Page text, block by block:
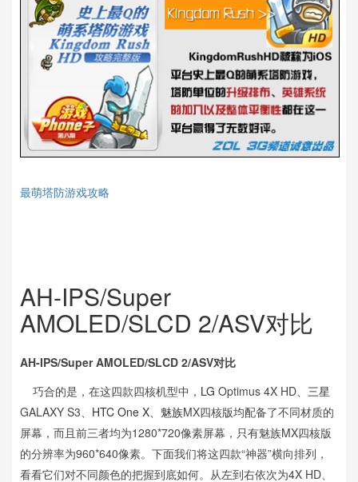
最萌塔防游戏攻略
AH-IPS/Super
AMOLED/SLCD 2/ASV对比
AH-IPS/Super AMOLED/SLCD 2/ASV对比
巧合的是，在这四款四核机型中， LG Optimus 4X HD、 三星
GALAXY S3、 HTC One X、 魅族MX四核版均配备了不同材质的
屏幕，而且前三者均为1280*720像素屏幕，只有魅族MX四核版
的分辨率为960*640像素。下面我们将这四款“神器”横向排列，
看看它们对不同颜色的把握到底如何。从左到右依次为4X HD、